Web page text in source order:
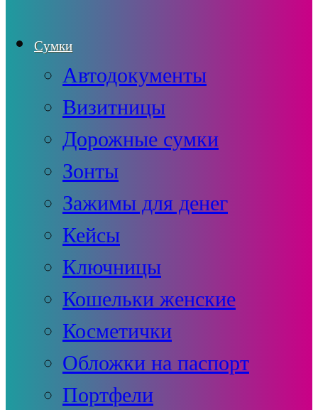
Сумки
Автодокументы
Визитницы
Дорожные сумки
Зонты
Зажимы для денег
Кейсы
Ключницы
Кошельки женские
Косметички
Обложки на паспорт
Портфели